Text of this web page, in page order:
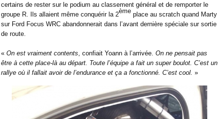
certains de rester sur le podium au classement général et de remporter le
groupe R. Ils allaient même conquérir la 2ème place au scratch quand Marty
sur Ford Focus WRC abandonnerait dans l’avant dernière spéciale sur sortie
de route.
« On est vraiment contents , confiait Yoann à l’arrivée. On ne pensait pas
être à cette place-là au départ. Toute l’équipe a fait un super boulot. C’est un
rallye où il fallait avoir de l’endurance et ça a fonctionné. C’est cool. »